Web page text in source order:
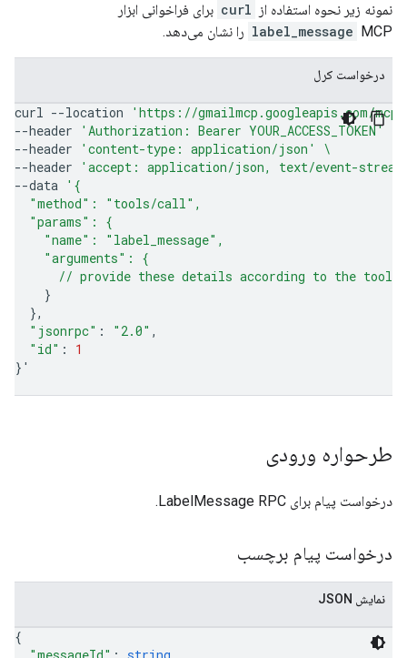
نمونه زیر نحوه استفاده از curl برای فراخوانی ابزار
label_message MCP را نشان می‌دهد.
درخواست کرل
curl --location
'https://gmailmcp.googleapis.com/
--header
'Authorization: Bearer YOUR_ACCESS_TOKEN'
--header
'content-type: application/json'
\
--header
'accept: application/json, text/event-
--data '{
  "method": "tools/call",
  "params": {
    "name": "label_message",
    "arguments": {
      // provide these details according to the tool'
}
}
"jsonrpc" : "2.0"
"id" :
1
} '
طرحواره ورودی
درخواست پیام برای LabelMessage RPC.
درخواست پیام برچسب
نمایش JSON
{